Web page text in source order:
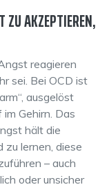
ZU AKZEPTIEREN,
reagieren
sei. Bei OCD ist
ausgelöst
Gehirn. Das
hält die
zu lernen, diese
– auch
oder unsicher